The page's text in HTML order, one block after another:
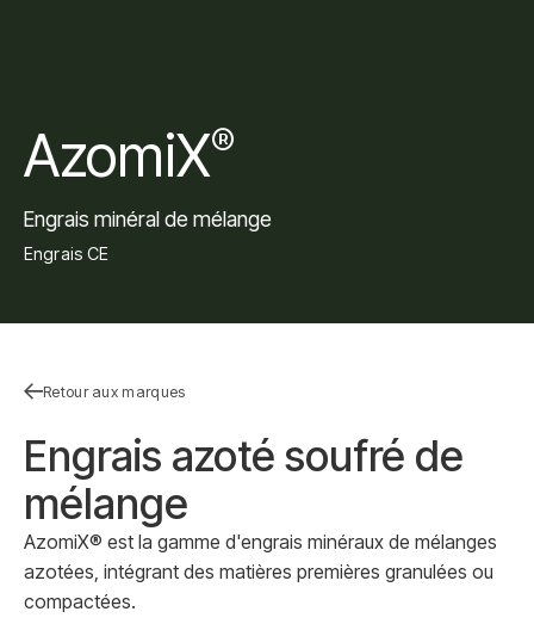
AzomiX®
Engrais minéral de mélange
Engrais CE
Retour aux marques
Engrais azoté soufré de
mélange
AzomiX® est la gamme d'engrais minéraux de mélanges
azotées, intégrant des matières premières granulées ou
compactées.